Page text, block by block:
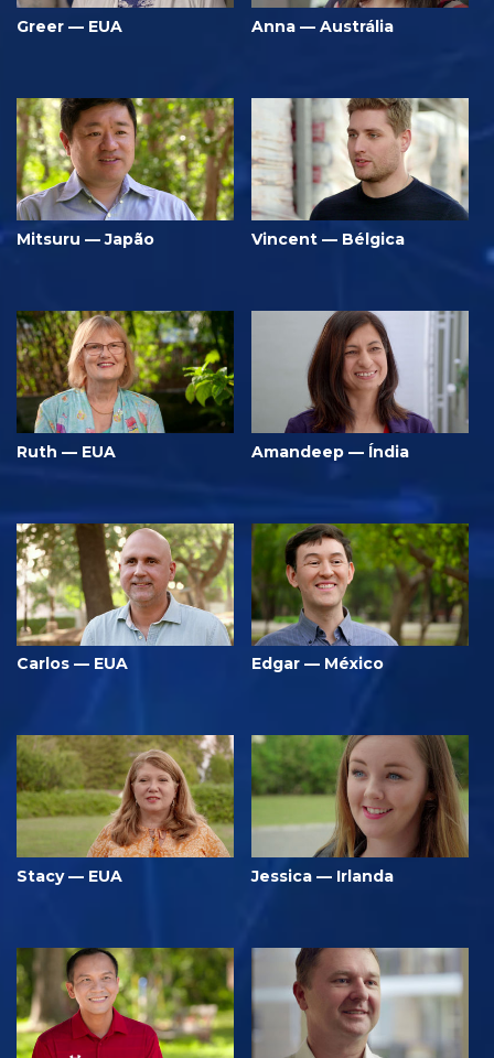
Greer — EUA Anna — Austrália
Mitsuru — Japão Vincent — Bélgica
Ruth — EUA Amandeep — Índia
Carlos — EUA Edgar — México
Stacy — EUA Jessica — Irlanda